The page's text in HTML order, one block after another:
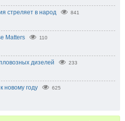
стреляет в народ 841
Matters 110
дизелей 233
новому году 625